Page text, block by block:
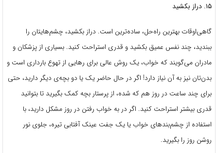
۱۵. دراز بکشید
گاهی‌اوقات بهترین راه‌حل، ساده‌ترین است. دراز بکشید، چشم‌هایتان را
ببندید، چند نفس عمیق بکشید و قدری استراحت کنید. بسیاری از پزشکان و
مادران می‌گویند که خواب، یک روش عالی برای رهایی از تهوع بارداری است و
بدن‌تان نیز به آن نیاز دارد! اگر در حال حاضر یک یا دو بچه‌ی دیگر دارید، حتی
برای چند ساعت در روز هم که شده، از پرستار بچه کمک بگیرید تا بتوانید
قدری بیشتر استراحت کنید. اگر در به خواب رفتن در روز مشکل دارید، با
استفاده از چشم‌بندهای خواب یا یک جفت عینک آفتابی تیره، جلوی نور
روشن روز را بگیرید.